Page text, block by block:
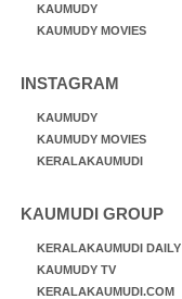
KAUMUDY
KAUMUDY MOVIES
INSTAGRAM
KAUMUDY
KAUMUDY MOVIES
KERALAKAUMUDI
KAUMUDI GROUP
KERALAKAUMUDI DAILY
KAUMUDY TV
KERALAKAUMUDI.COM